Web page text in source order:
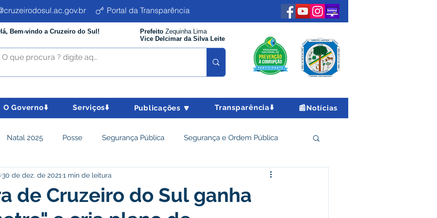
Portal da Transparência
Bem-vindo a Cruzeiro do Sul! Prefeito Zequinha Lima
Vice Delcimar da Silva Leite
O Governo⬇️ Serviços⬇️ Publicações 🔽 Transparência⬇️ 📰Notícias
Natal 2025 Posse Segurança Pública Segurança e Ordem Pública
Social e Cidadania Parcerias Desenvolvimento Econômico e Turismo
e turismo Tributos Departamento de Limpeza
de Cruzeiro do Sul ganha
30 de dez. de 2021 1 min de leitura